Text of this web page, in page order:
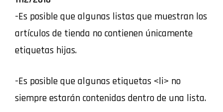
-Es posible que algunas listas que muestran los
artículos de tienda no contienen únicamente
etiquetas hijas.
-Es posible que algunas etiquetas <li> no
siempre estarán contenidas dentro de una lista.